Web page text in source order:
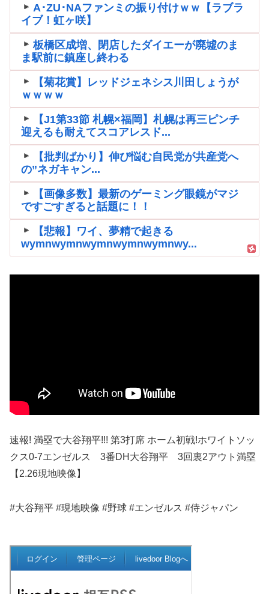
A･ZU･NAファンミの振り付けｗｗ【ラブラ
イブ！虹ヶ咲】
板橋区成増、閉店したダイエーが廃墟のま
ま駅前に鎮座し終わる
【菊花賞】レッドジェネシス川田しょうが
ｗｗｗｗ
【J1第33節 札幌×福岡】札幌は再三ピンチ
迎えるも耐えてスコアレスド...
【批判ばかり】伸び悩む自民党が共産党へ
の”ネガキャン...
【画像多数】最新のゲーミング眼鏡がマジ
ですごすぎると話題に！！
【悲報】ワイ、夢精で起きる
wymnwymnwymnwymnwymnwy...
速報! 満塁で大谷翔平!!! 第3打席 ホーム初戦!ホワイトソッ
クス0-7エンゼルス 3番DH大谷翔平 3回裏2アウト満塁
【2.26現地映像】
#大谷翔平 #現地映像 #野球 #エンゼルス #侍ジャパン